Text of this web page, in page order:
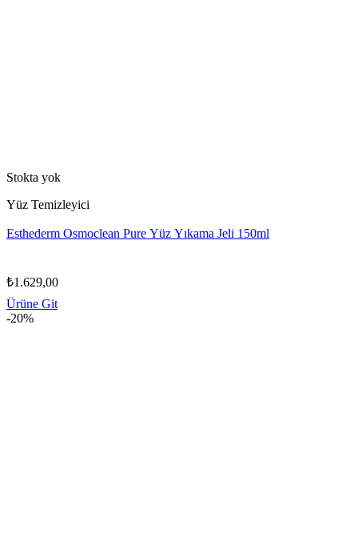
Stokta yok
Yüz Temizleyici
Esthederm Osmoclean Pure Yüz Yıkama Jeli 150ml
₺1.629,00
Ürüne Git
-20%